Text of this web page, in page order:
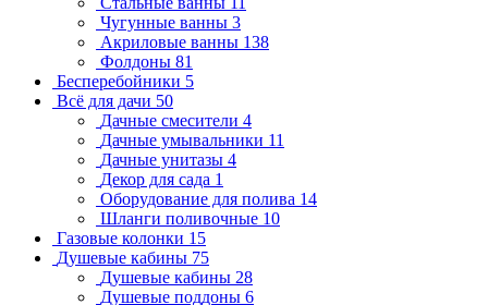
Чугунные ванны 3
Акриловые ванны 138
Фолдоны 81
Бесперебойники 5
Всё для дачи 50
Дачные смесители 4
Дачные умывальники 11
Дачные унитазы 4
Декор для сада 1
Оборудование для полива 14
Шланги поливочные 10
Газовые колонки 15
Душевые кабины 75
Душевые кабины 28
Душевые поддоны 6